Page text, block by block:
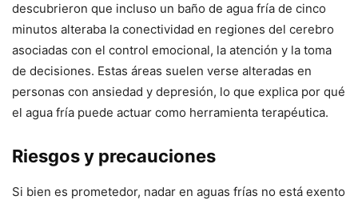
descubrieron que incluso un baño de agua fría de cinco
minutos alteraba la conectividad en regiones del cerebro
asociadas con el control emocional, la atención y la toma
de decisiones. Estas áreas suelen verse alteradas en
personas con ansiedad y depresión, lo que explica por qué
el agua fría puede actuar como herramienta terapéutica.
Riesgos y precauciones
Si bien es prometedor, nadar en aguas frías no está exento